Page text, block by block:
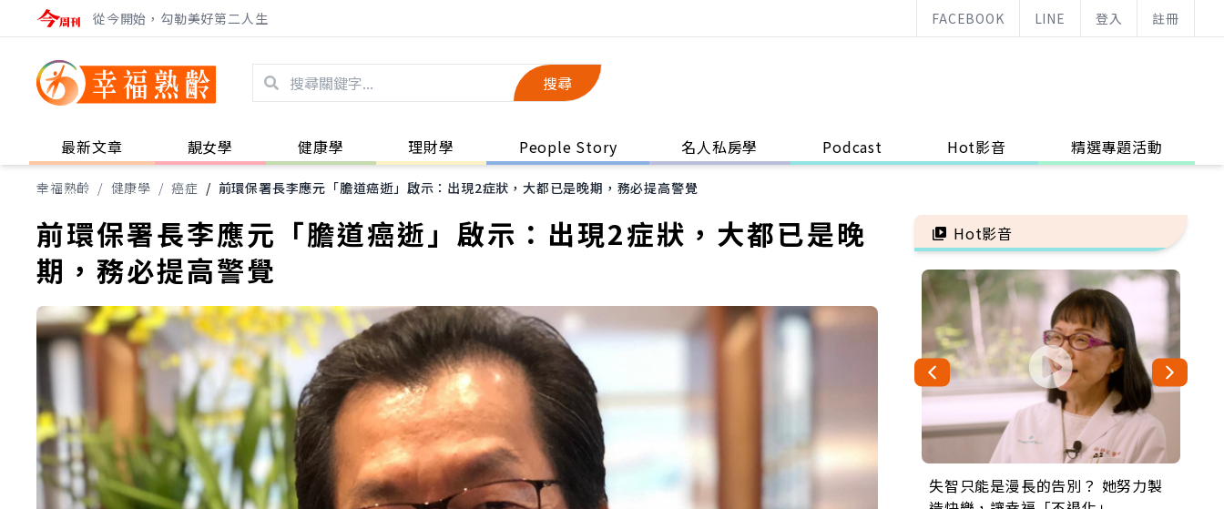
從今開始，勾勒美好第二人生 FACEBOOK LINE 登入 註冊
搜尋
最新文章 靚女學 健康學 理財學 People Story 名人私房學 Podcast Hot影音 精選專題活動
幸福熟齡 / 健康學 / 癌症 / 前環保署長李應元「膽道癌逝」啟示：出現2症狀，大都已是晚期，務必提高警覺
前環保署長李應元「膽道癌逝」啟示：出現2症狀，大都已是晚
期，務必提高警覺
Hot影音
失智只能是漫長的告別？ 她努力製
來自剛果的巧克力神父 為台灣奉獻
63歲卸矽谷副總、搬回台灣找快
104歲打破金氏世界紀錄 成為全球
事業巔峰他選擇追夢…黑手阿伯拉